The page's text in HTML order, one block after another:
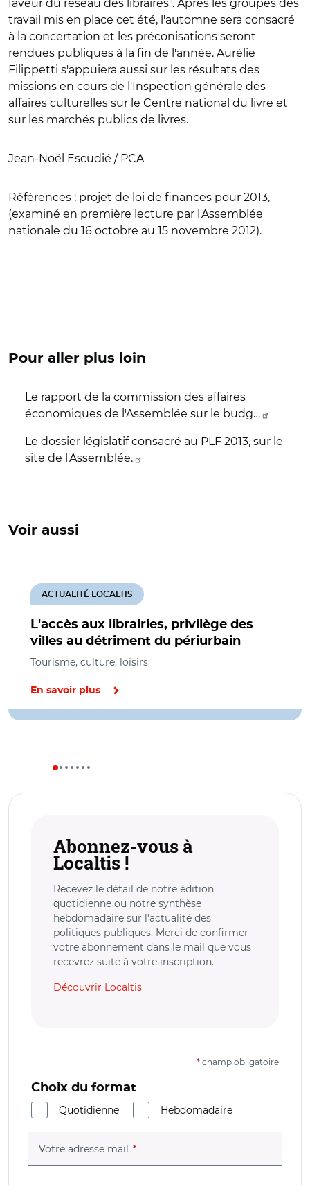
faveur du réseau des libraires". Après les groupes des
travail mis en place cet été, l'automne sera consacré
à la concertation et les préconisations seront
rendues publiques à la fin de l'année. Aurélie
Filippetti s'appuiera aussi sur les résultats des
missions en cours de l'Inspection générale des
affaires culturelles sur le Centre national du livre et
sur les marchés publics de livres.
Jean-Noël Escudié / PCA
Références : projet de loi de finances pour 2013,
(examiné en première lecture par l'Assemblée
nationale du 16 octobre au 15 novembre 2012).
Pour aller plus loin
Le rapport de la commission des affaires
économiques de l'Assemblée sur le budg…
Le dossier législatif consacré au PLF 2013, sur le
site de l'Assemblée.
Voir aussi
L'accès aux librairies, privilège des
villes au détriment du périurbain
ACTUALITÉ LOCALTIS
Tourisme, culture, loisirs
En savoir plus
Abonnez-vous à
Localtis !
Recevez le détail de notre édition
quotidienne ou notre synthèse
hebdomadaire sur l’actualité des
politiques publiques. Merci de confirmer
votre abonnement dans le mail que vous
recevrez suite à votre inscription.
Découvrir Localtis
* champ obligatoire
Choix du format
Quotidienne
Hebdomadaire
Votre adresse mail (champ obligatoire)